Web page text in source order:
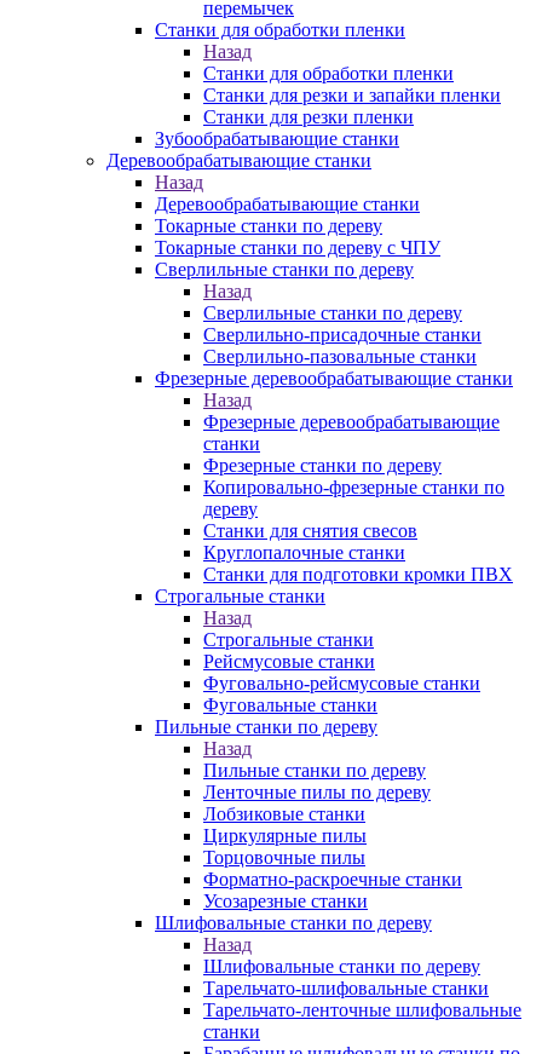
перемычек
Станки для обработки пленки
Назад
Станки для обработки пленки
Станки для резки и запайки пленки
Станки для резки пленки
Зубообрабатывающие станки
Деревообрабатывающие станки
Назад
Деревообрабатывающие станки
Токарные станки по дереву
Токарные станки по дереву с ЧПУ
Сверлильные станки по дереву
Назад
Сверлильные станки по дереву
Сверлильно-присадочные станки
Сверлильно-пазовальные станки
Фрезерные деревообрабатывающие станки
Назад
Фрезерные деревообрабатывающие
станки
Фрезерные станки по дереву
Копировально-фрезерные станки по
дереву
Станки для снятия свесов
Круглопалочные станки
Станки для подготовки кромки ПВХ
Строгальные станки
Назад
Строгальные станки
Рейсмусовые станки
Фуговально-рейсмусовые станки
Фуговальные станки
Пильные станки по дереву
Назад
Пильные станки по дереву
Ленточные пилы по дереву
Лобзиковые станки
Циркулярные пилы
Торцовочные пилы
Форматно-раскроечные станки
Усозарезные станки
Шлифовальные станки по дереву
Назад
Шлифовальные станки по дереву
Тарельчато-шлифовальные станки
Тарельчато-ленточные шлифовальные
станки